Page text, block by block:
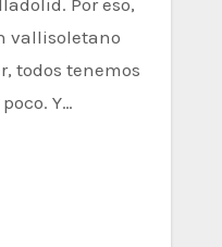
vallisoletano
todos tenemos
Y…